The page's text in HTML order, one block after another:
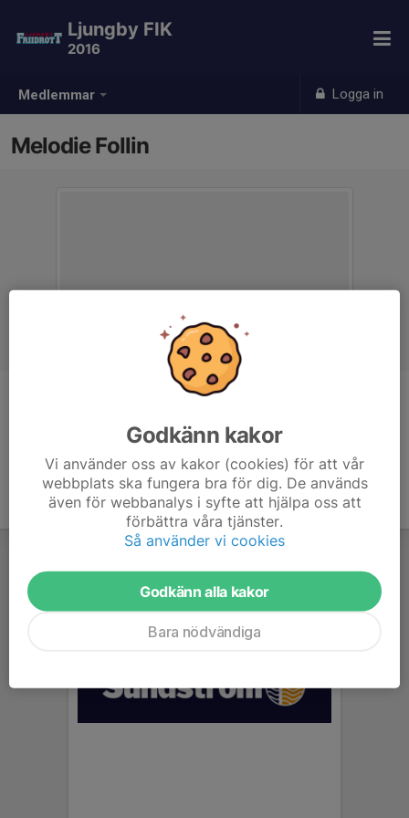
Medlemmar Logga in
Ljungby FIK
2016
Melodie Follin
Godkänn kakor
Vi använder oss av kakor (cookies) för att vår
webbplats ska fungera bra för dig. De används
även för webbanalys i syfte att hjälpa oss att
förbättra våra tjänster.
Så använder vi cookies
Godkänn alla kakor
Bara nödvändiga